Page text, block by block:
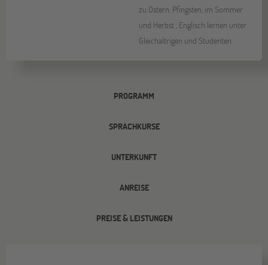
zu Ostern, Pfingsten, im Sommer
und Herbst , Englisch lernen unter
Gleichaltrigen und Studenten
PROGRAMM
SPRACHKURSE
UNTERKUNFT
ANREISE
PREISE & LEISTUNGEN